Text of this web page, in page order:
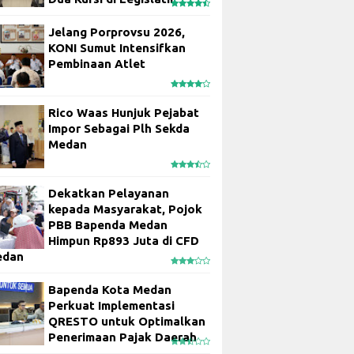
Jelang Porprovsu 2026,
KONI Sumut Intensifkan
Pembinaan Atlet
Rico Waas Hunjuk Pejabat
Impor Sebagai Plh Sekda
Medan
Dekatkan Pelayanan
kepada Masyarakat, Pojok
PBB Bapenda Medan
Himpun Rp893 Juta di CFD
Bapenda Kota Medan
Perkuat Implementasi
QRESTO untuk Optimalkan
Penerimaan Pajak Daerah